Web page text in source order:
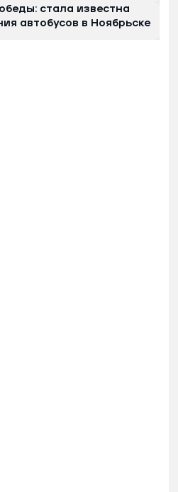
стала известна
автобусов в Ноябрьске